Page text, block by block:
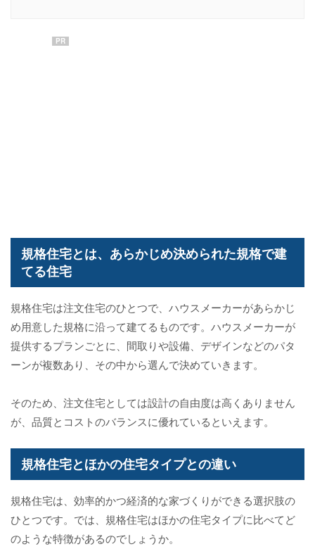
PR
規格住宅とは、あらかじめ決められた規格で建
てる住宅
規格住宅は注文住宅のひとつで、ハウスメーカーがあらかじ
め用意した規格に沿って建てるものです。ハウスメーカーが
提供するプランごとに、間取りや設備、デザインなどのパタ
ーンが複数あり、その中から選んで決めていきます。
そのため、注文住宅としては設計の自由度は高くありません
が、品質とコストのバランスに優れているといえます。
規格住宅とほかの住宅タイプとの違い
規格住宅は、効率的かつ経済的な家づくりができる選択肢の
ひとつです。では、規格住宅はほかの住宅タイプに比べてど
のような特徴があるのでしょうか。